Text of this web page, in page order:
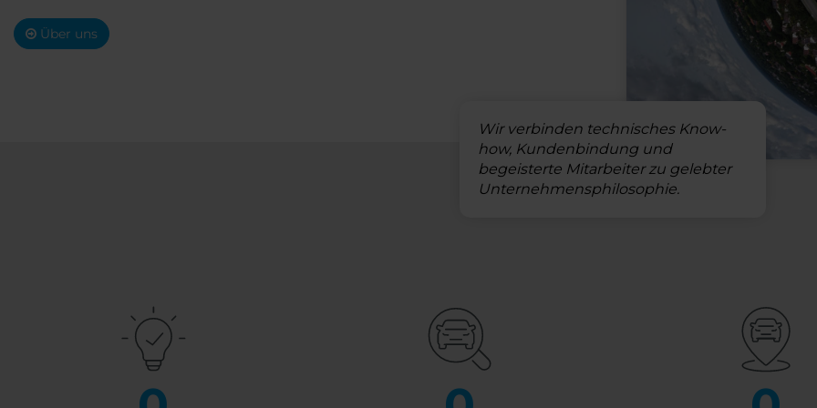
Über uns
Wir verbinden technisches Know-
how, Kundenbindung und
begeisterte Mitarbeiter zu gelebter
Unternehmensphilosophie.